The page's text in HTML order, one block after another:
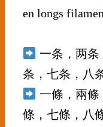
en longs
一条，两
条，七条，八
一條，兩
條，七條，八